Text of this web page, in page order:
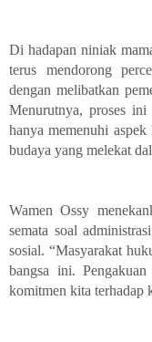
Di hadapan niniak
terus mendorong
dengan melibatkan
Menurutnya, proses
hanya memenuhi
budaya yang melekat
Wamen Ossy
semata soal
sosial. “Masyarakat
bangsa ini.
komitmen kita terhadap